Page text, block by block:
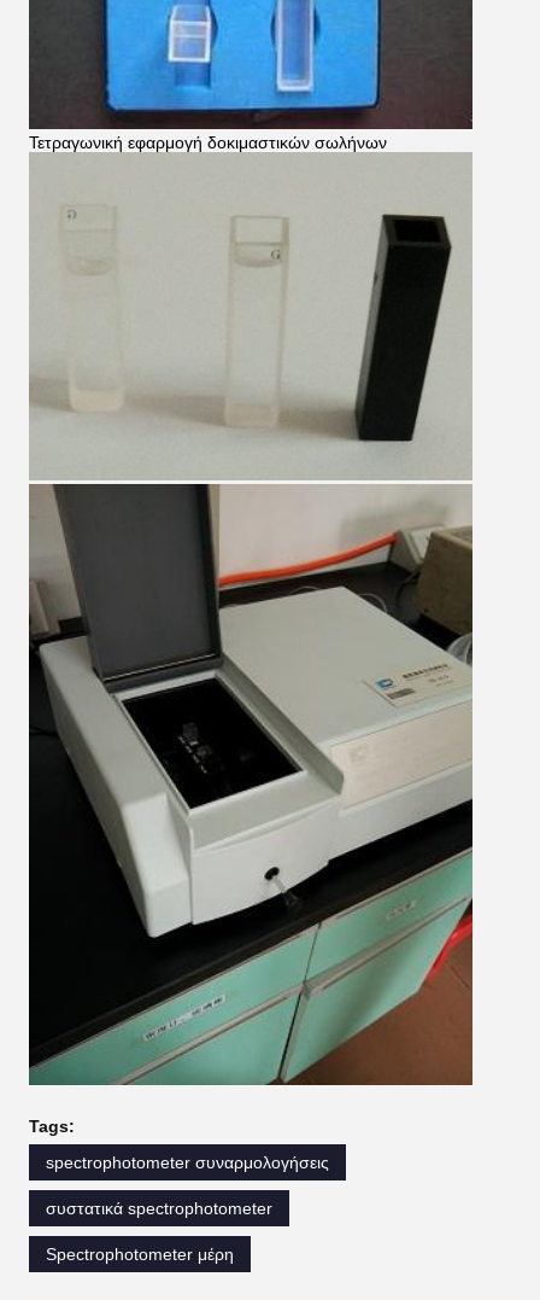
Τετραγωνική εφαρμογή δοκιμαστικών σωλήνων
Tags:
spectrophotometer συναρμολογήσεις
συστατικά spectrophotometer
Spectrophotometer μέρη